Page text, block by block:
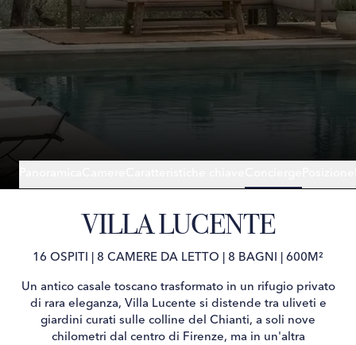
VILLA LUCENTE
16 OSPITI 8 CAMERE DA LETTO 8 BAGNI 600M²
Un antico casale toscano trasformato in un rifugio privato
di rara eleganza, Villa Lucente si distende tra uliveti e
giardini curati sulle colline del Chianti, a soli nove
chilometri dal centro di Firenze, ma in un'altra